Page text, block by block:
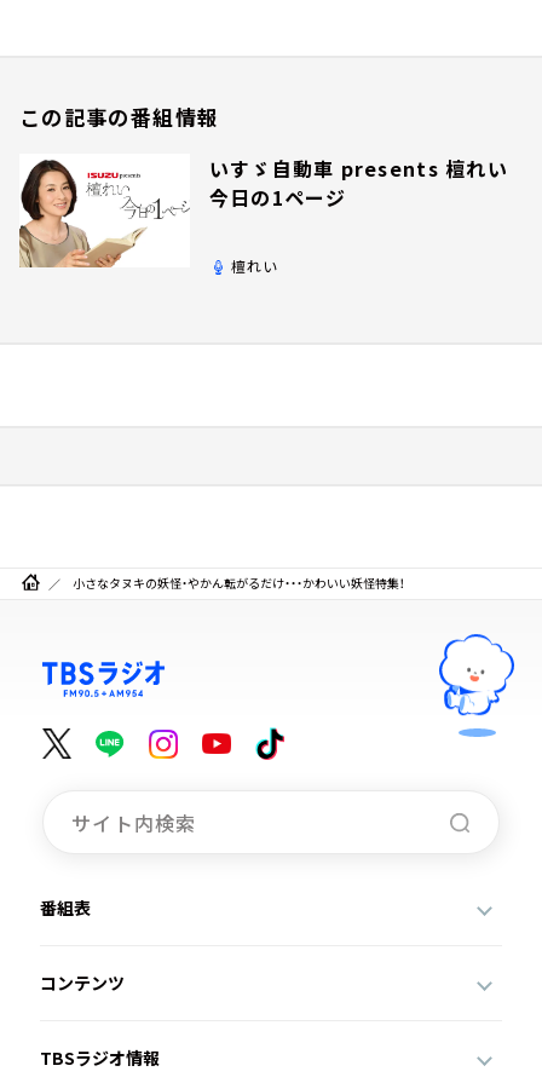
この記事の番組情報
いすゞ自動車 presents 檀れい
今日の1ページ
檀れい
小さなタヌキの妖怪・やかん転がるだけ・・・かわいい妖怪特集！
番組表
コンテンツ
TBSラジオ情報